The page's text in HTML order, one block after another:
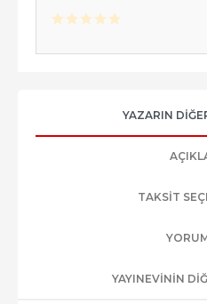
YAZARIN
TAKSIT
YAYINEVININ